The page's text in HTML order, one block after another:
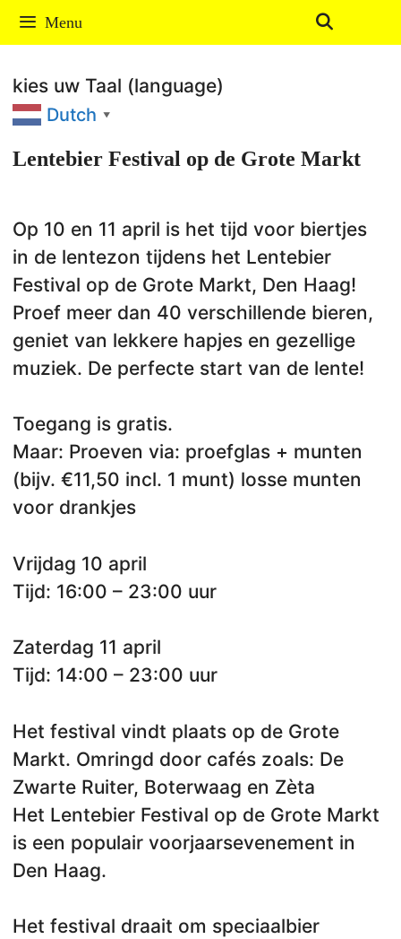
Ga
naar
inhoud
Menu
kies uw Taal (language)
Dutch ▼
Lentebier Festival op de Grote Markt
Op 10 en 11 april is het tijd voor biertjes
in de lentezon tijdens het Lentebier
Festival op de Grote Markt, Den Haag!
Proef meer dan 40 verschillende bieren,
geniet van lekkere hapjes en gezellige
muziek. De perfecte start van de lente!
Toegang is gratis.
Maar: Proeven via: proefglas + munten
(bijv. €11,50 incl. 1 munt) losse munten
voor drankjes
Vrijdag 10 april
Tijd: 16:00 – 23:00 uur
Zaterdag 11 april
Tijd: 14:00 – 23:00 uur
Het festival vindt plaats op de Grote
Markt. Omringd door cafés zoals: De
Zwarte Ruiter, Boterwaag en Zèta
Het Lentebier Festival op de Grote Markt
is een populair voorjaarsevenement in
Den Haag.
Het festival draait om speciaalbier